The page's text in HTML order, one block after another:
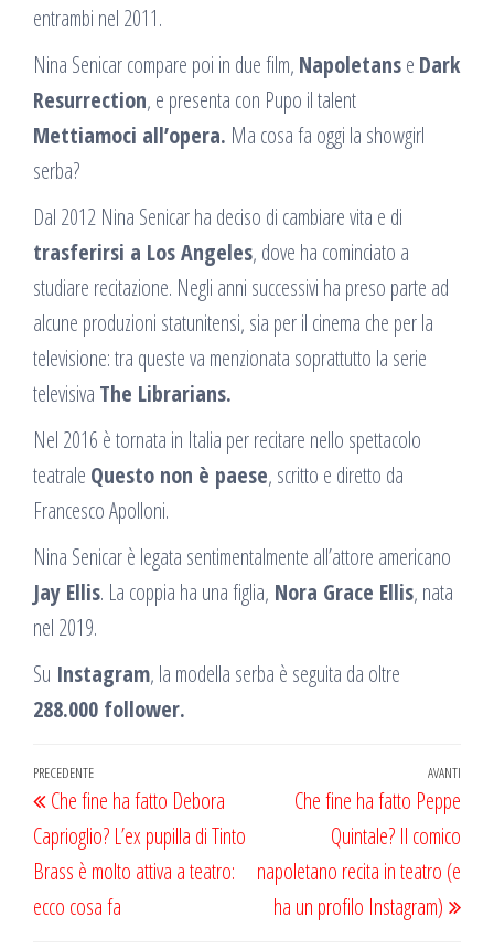
entrambi nel 2011.
Nina Senicar compare poi in due film, Napoletanse Dark
Resurrection, e presenta con Pupo il talent
Mettiamoci all’opera. Ma cosa fa oggi la showgirl
serba?
Dal 2012 Nina Senicar ha deciso di cambiare vita e di
trasferirsi a Los Angeles, dove ha cominciato a
studiare recitazione. Negli anni successivi ha preso parte ad
alcune produzioni statunitensi, sia per il cinema che per la
televisione: tra queste va menzionata soprattutto la serie
televisiva The Librarians.
Nel 2016 è tornata in Italia per recitare nello spettacolo
teatrale Questo non è paese, scritto e diretto da
Francesco Apolloni.
Nina Senicar è legata sentimentalmente all’attore americano
Jay Ellis. La coppia ha una figlia, Nora Grace Ellis, nata
nel 2019.
Su Instagram, la modella serba è seguita da oltre
288.000 follower.
Navigazione
articoli
Articolo
precedente
PRECEDENTE
Che fine ha fatto Debora
Caprioglio? L’ex pupilla di Tinto
Brass è molto attiva a teatro:
ecco cosa fa
AVANTI
Che fine ha fatto Peppe
Quintale? Il comico
napoletano recita in teatro (e
ha un profilo Instagram)